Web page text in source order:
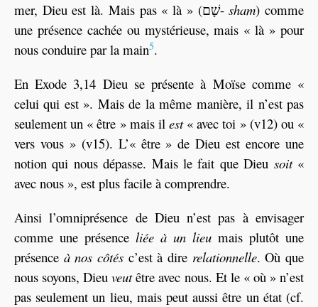
mer, Dieu est là. Mais pas « là » (שָׁם-sham) comme
une présence cachée ou mystérieuse, mais « là » pour
nous conduire par la main5.
En Exode 3,14 Dieu se présente à Moïse comme «
celui qui est ». Mais de la même manière, il n’est pas
seulement un « être » mais il est« avec toi » (v12) ou «
vers vous » (v15). L’« être » de Dieu est encore une
notion qui nous dépasse. Mais le fait que Dieu soit«
avec nous », est plus facile à comprendre.
Ainsi l’omniprésence de Dieu n’est pas à envisager
comme une présence liée à un lieu mais plutôt une
présence à nos côtés c’est à dire relationnelle. Où que
nous soyons, Dieuveutêtre avec nous. Et le « où » n’est
pas seulement un lieu, mais peut aussi être un état (cf.